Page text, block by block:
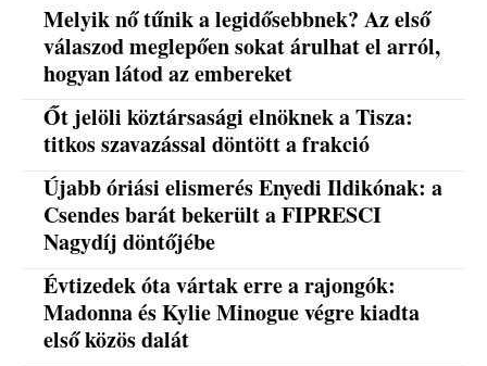
Melyik nő tűnik a legidősebbnek? Az első
válaszod meglepően sokat árulhat el arról,
hogyan látod az embereket
Őt jelöli köztársasági elnöknek a Tisza:
titkos szavazással döntött a frakció
Újabb óriási elismerés Enyedi Ildikónak: a
Csendes barát bekerült a FIPRESCI
Nagydíj döntőjébe
Évtizedek óta vártak erre a rajongók:
Madonna és Kylie Minogue végre kiadta
első közös dalát